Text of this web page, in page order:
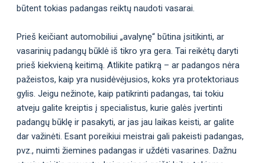
būtent tokias padangas reiktų naudoti vasarai.
Prieš keičiant automobiliui „avalynę“ būtina įsitikinti, ar
vasarinių padangų būklė iš tikro yra gera. Tai reikėtų daryti
prieš kiekvieną keitimą. Atlikite patikrą – ar padangos nėra
pažeistos, kaip yra nusidėvėjusios, koks yra protektoriaus
gylis. Jeigu nežinote, kaip patikrinti padangas, tai tokiu
atveju galite kreiptis į specialistus, kurie galės įvertinti
padangų būklę ir pasakyti, ar jas jau laikas keisti, ar galite
dar važinėti. Esant poreikiui meistrai gali pakeisti padangas,
pvz., nuimti žiemines padangas ir uždėti vasarines. Dažnu